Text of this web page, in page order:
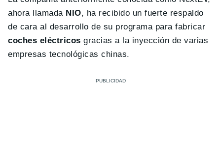
ahora llamada NIO, ha recibido un fuerte respaldo
de cara al desarrollo de su programa para fabricar
coches eléctricos gracias a la inyección de varias
empresas tecnológicas chinas.